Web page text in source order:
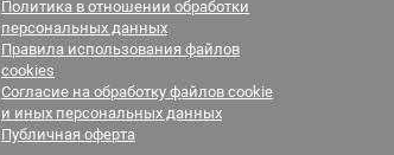
Политика в отношении обработки
персональных данных
Правила использования файлов
cookies
Согласие на обработку файлов cookie
и иных персональных данных
Публичная оферта